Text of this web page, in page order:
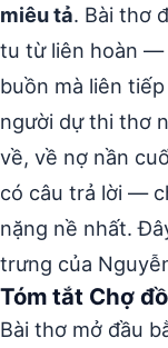
miêu tả. Bài thơ
tu từ liên hoàn —
buồn mà liên
người dự thi thơ
về, về nợ nần
có câu trả lời —
nặng nề nhất.
trưng của
Tóm tắt Chợ
Bài thơ mở đầu